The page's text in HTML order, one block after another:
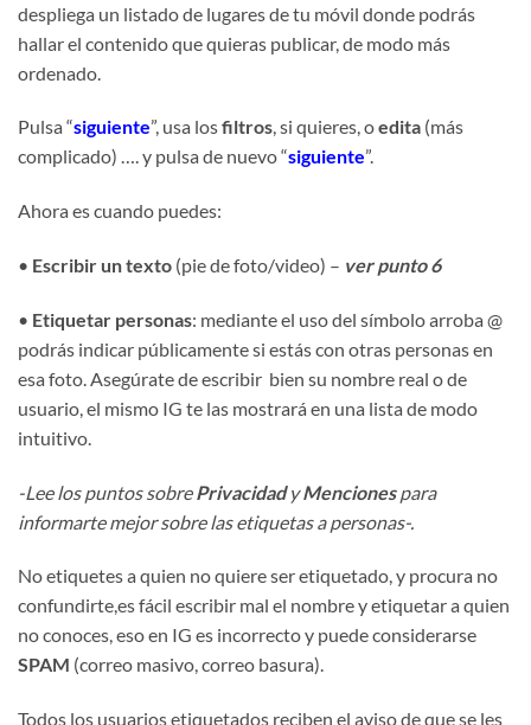
despliega un listado de lugares de tu móvil donde podrás
hallar el contenido que quieras publicar, de modo más
ordenado.
Pulsa “siguiente”, usa losfiltros, si quieres, oedita (más
complicado) …. y pulsa de nuevo “siguiente”.
Ahora es cuando puedes:
• Escribir un texto (pie de foto/video) – ver punto 6
• Etiquetar personas: mediante el uso del símbolo arroba @
podrás indicar públicamente si estás con otras personas en
esa foto. Asegúrate de escribir bien su nombre real o de
usuario, el mismo IG te las mostrará en una lista de modo
intuitivo.
-Lee los puntos sobrePrivacidadyMencionespara
informarte mejor sobre las etiquetas a personas-.
No etiquetes a quien no quiere ser etiquetado, y procura no
confundirte,es fácil escribir mal el nombre y etiquetar a quien
no conoces, eso en IG es incorrecto y puede considerarse
SPAM (correo masivo, correo basura).
Todos los usuarios etiquetados reciben el aviso de que se les